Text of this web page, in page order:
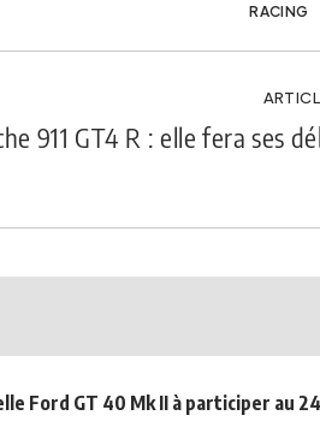
RACING
911 GT4 R : elle fera ses
Ford GT 40 Mk II à participer au